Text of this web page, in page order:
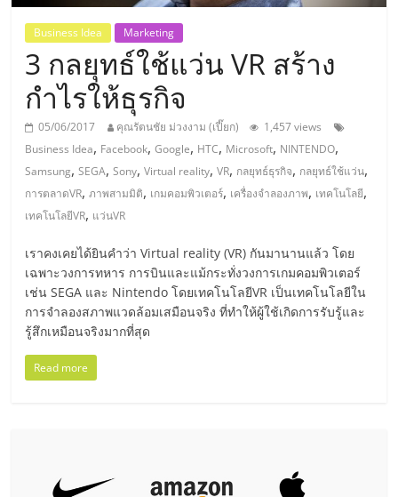
ธุรกิจ
เอ
ส
เอ็
มอี
ไทย,
SMEs,
แฟ
ไชส์,
Business Idea Marketing
3 กลยุทธ์ใช้แว่น VR สร้าง
กำไรให้ธุรกิจ
05/06/2017 คุณรัตนชัย ม่วงงาม (เปี๊ยก)
1,457 views
Business Idea, Facebook,Google, HTC, Microsoft, NINTENDO,
Samsung,SEGA,Sony,Virtual reality,VR, กลยุทธ์ธุรกิจ, กลยุทธ์ใช้แว่น,
การตลาดVR,ภาพสามมิติ, เกมคอมพิวเตอร์, เครื่องจำลองภาพ, เทคโนโลยี,
เทคโนโลยีVR, แว่นVR
เราคงเคยได้ยินคำว่า Virtual reality (VR) กันมานานแล้ว โดย
เฉพาะวงการทหาร การบินและแม้กระทั่งวงการเกมคอมพิวเตอร์
เช่น SEGA และ Nintendo โดยเทคโนโลยีVR เป็นเทคโนโลยีใน
การจำลองสภาพแวดล้อมเสมือนจริง ที่ทำให้ผู้ใช้เกิดการรับรู้และ
รู้สึกเหมือนจริงมากที่สุด
Read more